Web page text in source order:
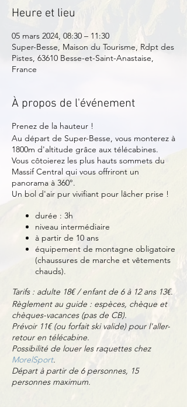
Heure et lieu
05 mars 2024, 08:30 – 11:30
Super-Besse, Maison du Tourisme, Rdpt des
Pistes, 63610 Besse-et-Saint-Anastaise,
France
À propos de l'événement
Prenez de la hauteur !
Au départ de Super-Besse, vous monterez à
1800m d'altitude grâce aux télécabines.
Vous côtoierez les plus hauts sommets du
Massif Central qui vous offriront un
panorama à 360°.
Un bol d'air pur vivifiant pour lâcher prise !
durée : 3h
niveau intermédiaire
à partir de 10 ans
équipement de montagne obligatoire
(chaussures de marche et vêtements
chauds).
Tarifs : adulte 18€ / enfant de 6 à 12 ans 13€.
Règlement au guide : espèces, chèque et
chèques-vacances (pas de CB).
Prévoir 11€ (ou forfait ski valide) pour l'aller-
retour en télécabine.
Possibilité de louer les raquettes chez
MorelSport.
Départ à partir de 6 personnes, 15
personnes maximum.